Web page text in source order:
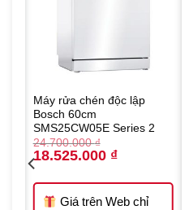
Máy rửa chén độc lập
Bosch 60cm
SMS25CW05E Series 2
24.700.000₫
Original
price
24.700.000 ₫.
18.525.000 ₫Current
18.525.000 ₫.
Giá trên Web chỉ